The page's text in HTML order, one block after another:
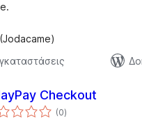
Checkout
(0αξιολογήσεις
σύνολο
)